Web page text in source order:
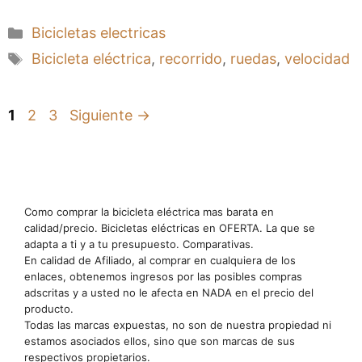
Categorías
Bicicletas electricas
Etiquetas
Bicicleta eléctrica, recorrido, ruedas, velocidad
Página
1 Página
2 Página
3 Siguiente →
Como comprar la bicicleta eléctrica mas barata en
calidad/precio. Bicicletas eléctricas en OFERTA. La que se
adapta a ti y a tu presupuesto. Comparativas.
En calidad de Afiliado, al comprar en cualquiera de los
enlaces, obtenemos ingresos por las posibles compras
adscritas y a usted no le afecta en NADA en el precio del
producto.
Todas las marcas expuestas, no son de nuestra propiedad ni
estamos asociados ellos, sino que son marcas de sus
respectivos propietarios.